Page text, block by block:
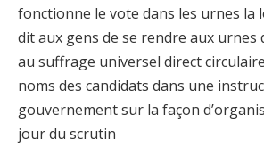
fonctionne le vote dans les urnes la
dit aux gens de se rendre aux urnes
au suffrage universel direct
noms des candidats dans une
gouvernement sur la façon
jour du scrutin